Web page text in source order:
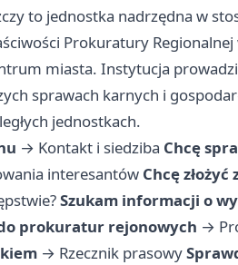
to jednostka nadrzędna w
Prokuratury
miasta. Instytucja
sprawach karnych i
jednostkach.
→ Kontakt i siedziba Chcę
interesantów Chcę
Szukam informacji o
prokuratur rejonowych →
→ Rzecznik prasowy